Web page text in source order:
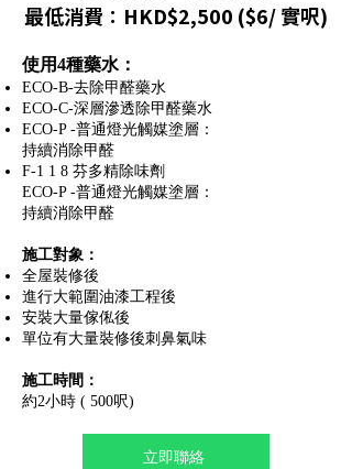
最低消費：HKD$2,500 ($6/ 實呎)
使用4種藥水：
ECO-B-去除甲醛藥水
ECO-C-深層滲透除甲醛藥水
ECO-P -普通燈光觸媒塗層：
持續消除甲醛
F-1 1 8 芬多精除味劑
ECO-P -普通燈光觸媒塗層：
持續消除甲醛
施工對象：
全屋裝修後
進行大範圍油漆工程後
安裝大量傢俬後
單位有大量裝修後刺鼻氣味
施工時間：
約2小時 ( 500呎)
立即聯絡